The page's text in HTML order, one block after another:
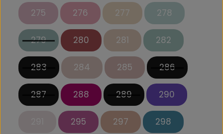
275 276 277 278
279 280 281 282
283 284 285 286
287 288 289 290
295 297 298